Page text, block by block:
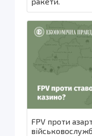
FPV проти